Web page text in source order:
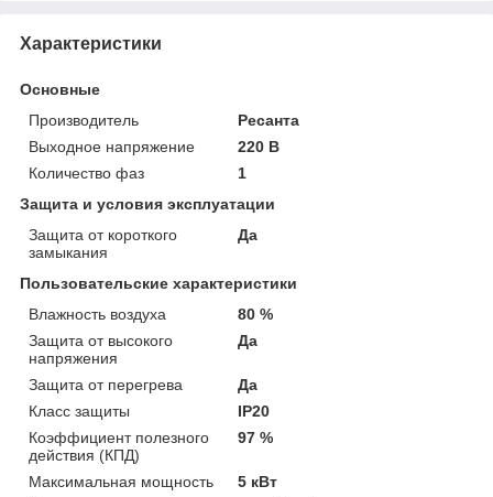
Характеристики
Основные
Производитель
Ресанта
Выходное напряжение
220 В
Количество фаз
1
Защита и условия эксплуатации
Защита от короткого
замыкания
Да
Пользовательские характеристики
Влажность воздуха
80 %
Защита от высокого
напряжения
Да
Защита от перегрева
Да
Класс защиты
IP20
Коэффициент полезного
действия (КПД)
97 %
Максимальная мощность
5 кВт